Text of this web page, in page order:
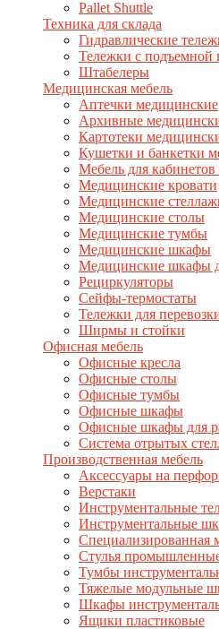
Pallet Shuttle
Техника для склада
Гидравлические
Тележки с подъемной
Штабелеры
Медицинская мебель
Аптечки медицинские
Архивные
Картотеки
Кушетки и банкетки
Мебель для
Медицинские кровати
Медицинские
Медицинские столы
Медицинские тумбы
Медицинские шкафы
Медицинские шкафы
Рециркуляторы
Сейфы-термостаты
Тележки для
Ширмы и стойки
Офисная мебель
Офисные кресла
Офисные столы
Офисные тумбы
Офисные шкафы
Офисные шкафы для
Система отрытых
Производственная мебель
Аксессуары на
Верстаки
Инструментальные
Инструментальные
Специализированная
Стулья
Тумбы
Тяжелые модульные
Шкафы
Ящики пластиковые